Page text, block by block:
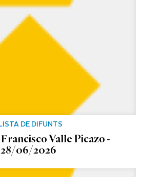
DE DIFUNTS
Valle Picazo -
28/06/2026